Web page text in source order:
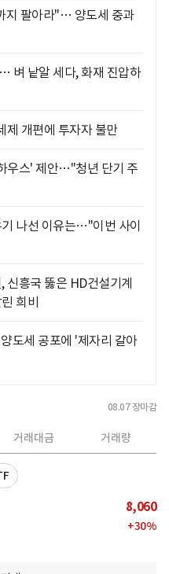
지 팔아라"… 양도세 중과
벼 낱알 세다, 화재 진압하
개편에 투자자 불만
우스' 제안…"청년 단기 주
나선 이유는…"이번 사이
신흥국 뚫은 HD건설기계
희비
도세 공포에 '제자리 갈아
08.07 장마감
거래대금 거래량
8,060
+30%